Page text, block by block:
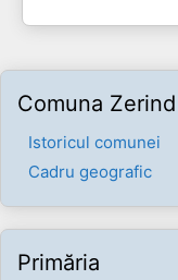
Comuna Zerind
Istoricul comunei
Cadru geografic
Primăria